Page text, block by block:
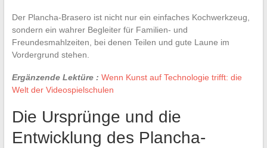
Der Plancha-Brasero ist nicht nur ein einfaches Kochwerkzeug,
sondern ein wahrer Begleiter für Familien- und
Freundesmahlzeiten, bei denen Teilen und gute Laune im
Vordergrund stehen.
Ergänzende Lektüre : Wenn Kunst auf Technologie trifft: die
Welt der Videospielschulen
Die Ursprünge und die
Entwicklung des Plancha-